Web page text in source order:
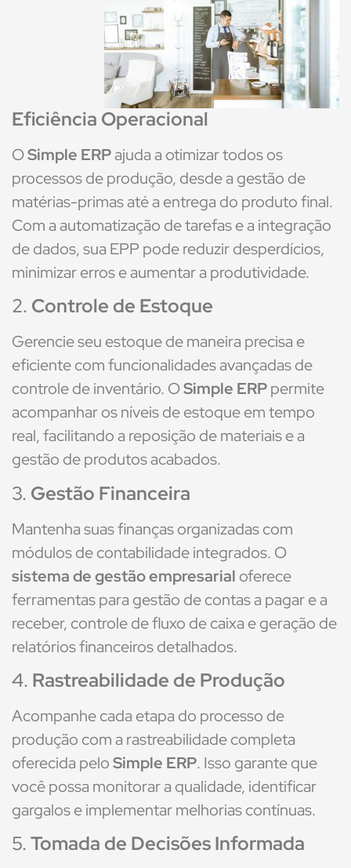
Eficiência Operacional
OSimple ERPajuda a otimizar todos os
processos de produção, desde a gestão de
matérias-primas até a entrega do produto final.
Com a automatização de tarefas e a integração
de dados, sua EPP pode reduzir desperdícios,
minimizar erros e aumentar a produtividade.
2. Controle de Estoque
Gerencie seu estoque de maneira precisa e
eficiente com funcionalidades avançadas de
controle de inventário. OSimple ERPpermite
acompanhar os níveis de estoque em tempo
real, facilitando a reposição de materiais e a
gestão de produtos acabados.
3. Gestão Financeira
Mantenha suas finanças organizadas com
módulos de contabilidade integrados. O
sistema de gestão empresarial oferece
ferramentas para gestão de contas a pagar e a
receber, controle de fluxo de caixa e geração de
relatórios financeiros detalhados.
4. Rastreabilidade de Produção
Acompanhe cada etapa do processo de
produção com a rastreabilidade completa
oferecida peloSimple ERP. Isso garante que
você possa monitorar a qualidade, identificar
gargalos e implementar melhorias contínuas.
5.Tomada de Decisões Informada